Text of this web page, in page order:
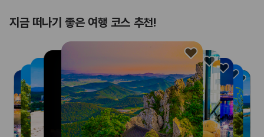
지금 떠나기 좋은 여행 코스 추천!